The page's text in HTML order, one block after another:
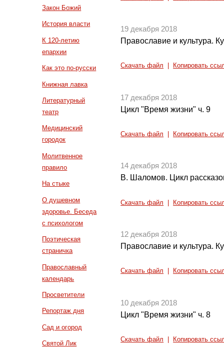
Закон Божий
История власти
К 120-летию
епархии
Как это по-русски
Книжная лавка
Литературный
театр
Медицинский
городок
Молитвенное
правило
На стыке
О душевном
здоровье. Беседа
с психологом
Поэтическая
страничка
Православный
календарь
Просветители
Репортаж дня
Сад и огород
Святой Лик
19 декабря 2018
Православие и культура.
Скачать файл Копировать
17 декабря 2018
Цикл "Время жизни" ч. 9
Скачать файл Копировать
14 декабря 2018
В. Шаломов. Цикл
Скачать файл Копировать
12 декабря 2018
Православие и культура.
Скачать файл Копировать
10 декабря 2018
Цикл "Время жизни" ч. 8
Скачать файл Копировать